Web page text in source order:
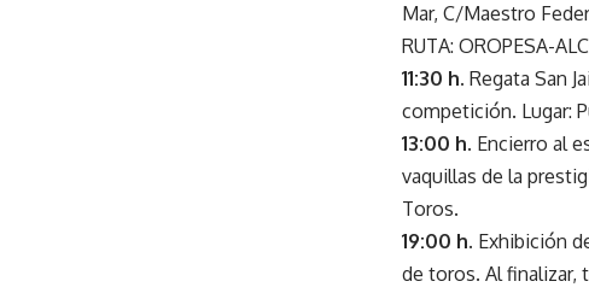
Mar, C/Maestro
RUTA: OROPESA-
11:30 h. Regata San
competición. Lugar:
13:00 h. Encierro al
vaquillas de la
Toros.
19:00 h. Exhibición
de toros. Al finalizar,